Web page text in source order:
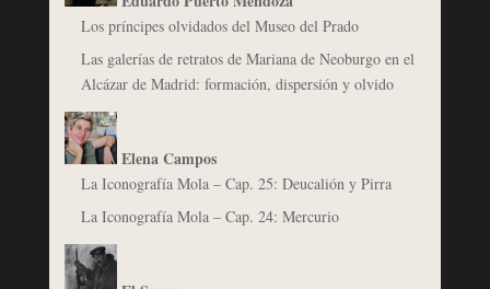
Los príncipes olvidados del Museo del Prado
Las galerías de retratos de Mariana de Neoburgo en el
Alcázar de Madrid: formación, dispersión y olvido
Elena Campos
La Iconografía Mola – Cap. 25: Deucalión y Pirra
La Iconografía Mola – Cap. 24: Mercurio